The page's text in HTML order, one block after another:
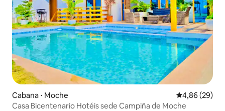
Cabana ⋅ Moche 4,86 de uma
4,86 (29)
Casa Bicentenario Hotéis sede Campiña de Moche